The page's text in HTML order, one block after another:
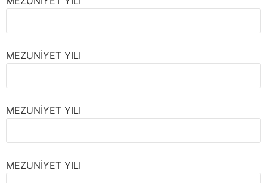
MEZUNİYET YILI
MEZUNİYET YILI
MEZUNİYET YILI